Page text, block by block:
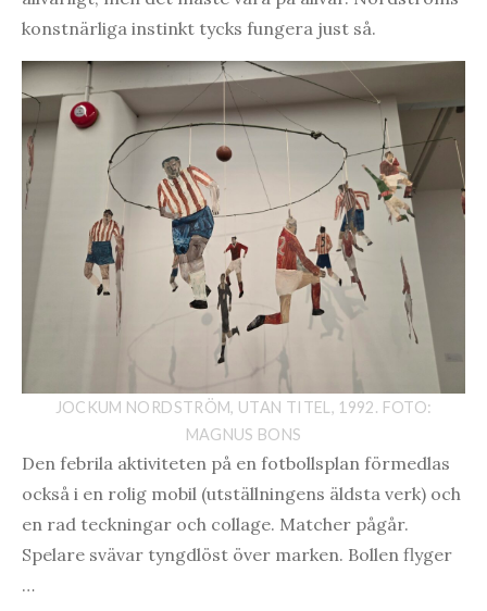
konstnärliga instinkt tycks fungera just så.
JOCKUM NORDSTRÖM, UTAN TITEL, 1992. FOTO:
MAGNUS BONS
Den febrila aktiviteten på en fotbollsplan förmedlas
också i en rolig mobil (utställningens äldsta verk) och
en rad teckningar och collage. Matcher pågår.
Spelare svävar tyngdlöst över marken. Bollen flyger
…